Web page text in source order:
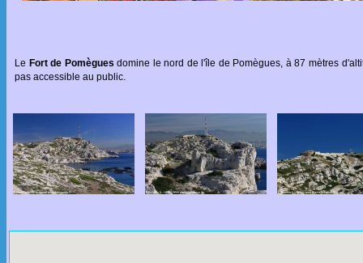
Le Fort de Pomègues domine le nord de l'île de Pomègues, à 87 mètres
pas accessible au public.